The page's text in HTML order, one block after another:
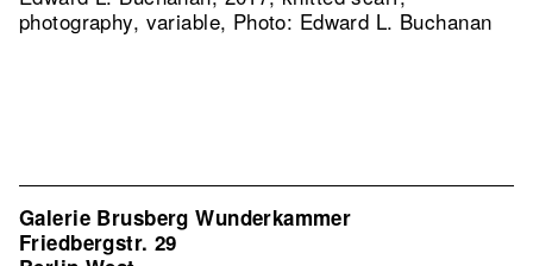
photography, variable, Photo: Edward L. Buchanan
Galerie Brusberg Wunderkammer
Friedbergstr. 29